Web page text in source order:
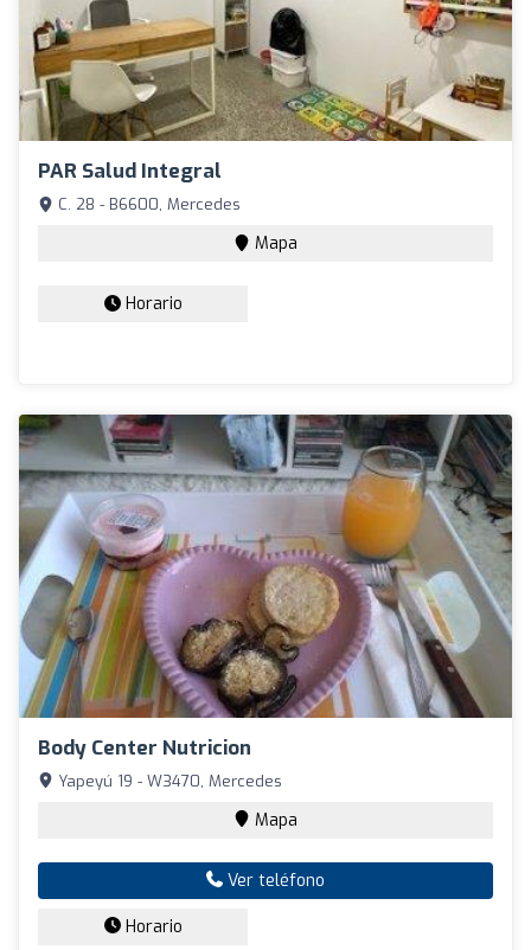
PAR Salud Integral
C. 28 - B6600, Mercedes
Mapa
Horario
Body Center Nutricion
Yapeyú 19 - W3470, Mercedes
Mapa
Ver teléfono
Horario